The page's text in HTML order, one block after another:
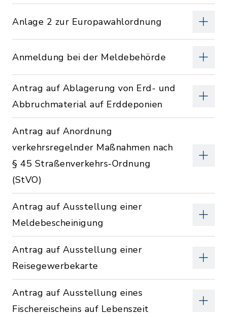
Anlage 2 zur Europawahlordnung
Anmeldung bei der Meldebehörde
Antrag auf Ablagerung von Erd- und
Abbruchmaterial auf Erddeponien
Antrag auf Anordnung
verkehrsregelnder Maßnahmen nach
§ 45 Straßenverkehrs-Ordnung
(StVO)
Antrag auf Ausstellung einer
Meldebescheinigung
Antrag auf Ausstellung einer
Reisegewerbekarte
Antrag auf Ausstellung eines
Fischereischeins auf Lebenszeit